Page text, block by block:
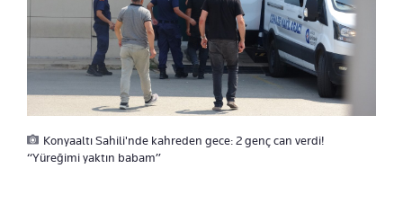
Konyaaltı Sahili'nde kahreden gece: 2 genç can verdi!
“Yüreğimi yaktın babam”